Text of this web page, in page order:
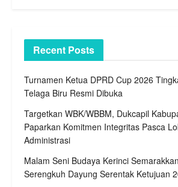
Recent Posts
Turnamen Ketua DPRD Cup 2026
Telaga Biru Resmi Dibuka
Targetkan WBK/WBBM, Dukcapil
Paparkan Komitmen Integritas Pasca
Administrasi
Malam Seni Budaya Kerinci
Serengkuh Dayung Serentak Ketujuan